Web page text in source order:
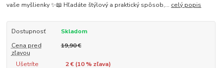
vaše myšlienky ✨📖 Hľadáte štýlový a praktický spôsob,... celý popis
Dostupnosť
Skladom
Cena pred
zľavou
19,90 €
Ušetríte 2 € (10% zľava)